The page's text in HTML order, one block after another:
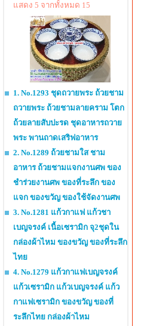
แสดง 5 จากทั้งหมด 15
1. No.1293 ชุดถวายพระ ถ้วยชาม
ถวายพระ ถ้วยชามลายคราม โตก
ถ้วยลายสับปะรด ชุดอาหารถวาย
พระ พานถาดเสริฟอาหาร
2. No.1289 ถ้วยชามใส ชาม
อาหาร ถ้วยชามแจกงานศพ ของ
ชำร่วยงานศพ ของที่ระลึก ของ
แจก ของขวัญ ของใช้จัดงานศพ
3. No.1281 แก้วกาแฟ แก้วชา
เบญจรงค์ เนื้อเซรามิก จุ2ชุดใน
กล่องผ้าไหม ของขวัญ ของที่ระลึก
ไทย
4. No.1279 แก้วกาแฟเบญจรงค์
แก้วเซรามิก แก้วเบญจรงค์ แก้ว
กาแฟเซรามิก ของขวัญ ของที่
ระลึกไทย กล่องผ้าไหม